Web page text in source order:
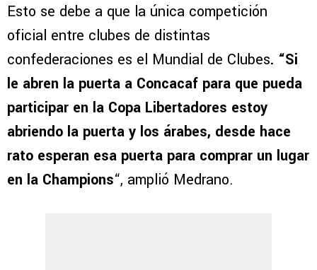
Esto se debe a que la única competición
oficial entre clubes de distintas
confederaciones es el Mundial de Clubes. “Si
le abren la puerta a Concacaf para que pueda
participar en la Copa Libertadores estoy
abriendo la puerta y los árabes, desde hace
rato esperan esa puerta para comprar un lugar
en la Champions“, amplió Medrano.